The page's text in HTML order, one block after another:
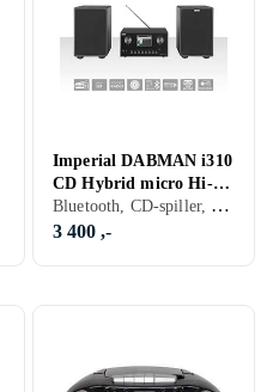
Imperial DABMAN i310
CD Hybrid micro Hi-fi
System DAB+ / FM /
Internet / Bluetoo
Bluetooth, CD-spiller, USB-kontakt, FM, DAB, DAB+
3 400 ,-